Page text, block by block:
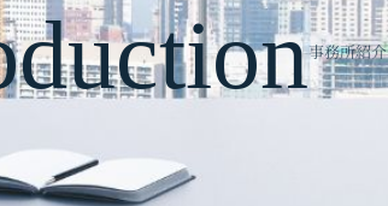
事務所紹介